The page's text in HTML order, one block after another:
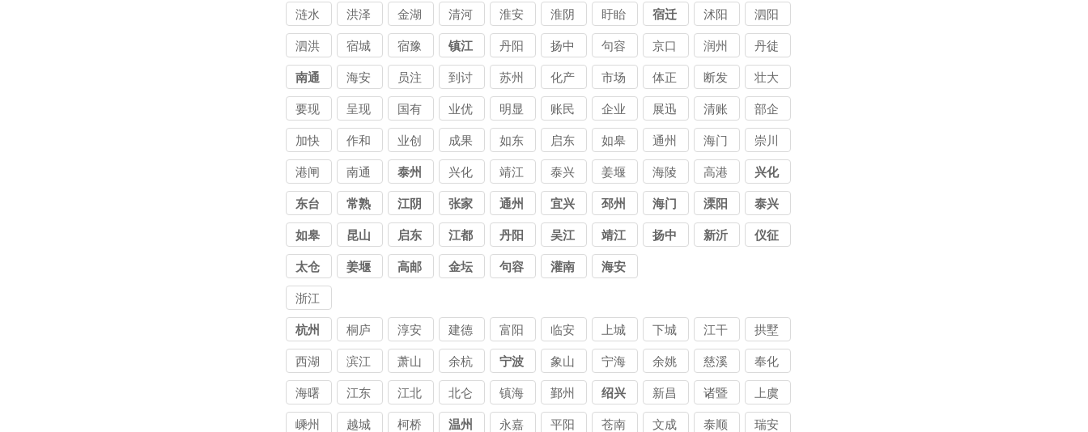
涟水 洪泽 金湖 清河 淮安 淮阴 盱眙 宿迁 沭阳 泗阳
泗洪 宿城 宿豫 镇江 丹阳 扬中 句容 京口 润州 丹徒
南通 海安
员注
意讨
债公
司
到讨
要讨
债公
司
苏州
文讨
债公
司
化产
业讨
债公
司
市场
主讨
债公
司
体正
不讨
债公
司
断发
展讨
债公
司
壮大
讨讨
债公
司
要现
已讨
债公
司
呈现
出讨
债公
司
国有
企讨
债公
司
业优
势讨
债公
司
明显
清讨
债公
司
账民
营讨
债公
司
企业
发讨
债公
司
展迅
速讨
债公
司
清账
头讨
债公
司
部企
业讨
债公
司
加快
合讨
债公
司
作和
企讨
债公
司
业创
新讨
债公
司
成果
喜讨
债公
司
如东 启东 如皋 通州 海门 崇川
港闸 南通 泰州 兴化 靖江 泰兴 姜堰 海陵 高港 兴化
东台 常熟 江阴
张家
港
通州 宜兴 邳州 海门 溧阳 泰兴
如皋 昆山 启东 江都 丹阳 吴江 靖江 扬中 新沂 仪征
太仓 姜堰 高邮 金坛 句容 灌南 海安
浙江
讨债
公司
杭州 桐庐 淳安 建德 富阳 临安 上城 下城 江干 拱墅
西湖 滨江 萧山 余杭 宁波 象山 宁海 余姚 慈溪 奉化
海曙 江东 江北 北仑 镇海 鄞州 绍兴 新昌 诸暨 上虞
嵊州 越城 柯桥 温州 永嘉 平阳 苍南 文成 泰顺 瑞安